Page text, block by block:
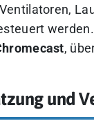
,
und